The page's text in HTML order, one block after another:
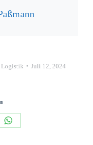
Logistik Juli 12, 2024